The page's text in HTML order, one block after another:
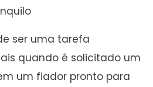
ser uma tarefa
quando é solicitado um
um fiador pronto para